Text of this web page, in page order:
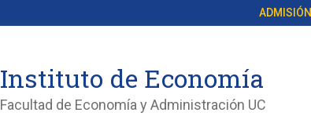
ADMISIÓN
Instituto de Economía
Facultad de Economía y Administración UC